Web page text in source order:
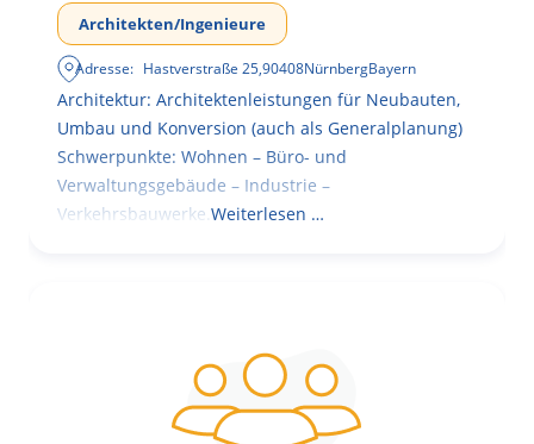
Architekten/Ingenieure
Adresse: Hastverstraße 25,90408NürnbergBayern
Architektur: Architektenleistungen für Neubauten,
Umbau und Konversion (auch als Generalplanung)
Schwerpunkte: Wohnen – Büro- und
Verwaltungsgebäude – Industrie –
Verkehrsbauwerke. Weiterlesen …